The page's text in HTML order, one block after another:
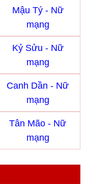
Mậu Tý - Nữ
mạng
Kỷ Sửu - Nữ
mạng
Canh Dần - Nữ
mạng
Tân Mão - Nữ
mạng